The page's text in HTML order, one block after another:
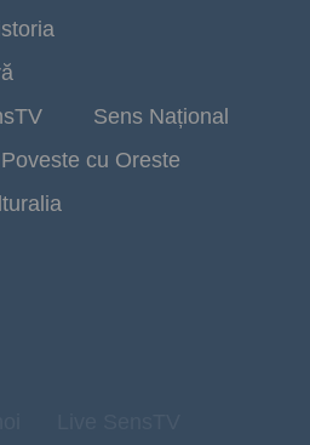
Sens Național
Poveste cu Oreste